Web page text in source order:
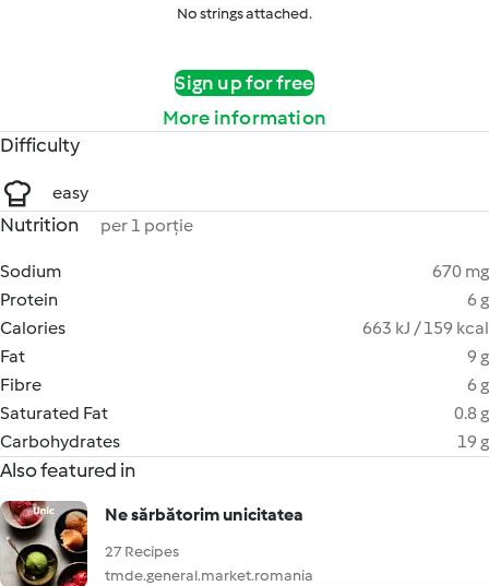
No strings attached.
Sign up for free
More information
Difficulty
easy
Nutrition per 1 porție
Sodium
670 mg
Protein
6 g
Calories
663 kJ / 159 kcal
Fat
9 g
Fibre
6 g
Saturated Fat
0.8 g
Carbohydrates
19 g
Also featured in
Ne sărbătorim unicitatea
27 Recipes
tmde.general.market.romania